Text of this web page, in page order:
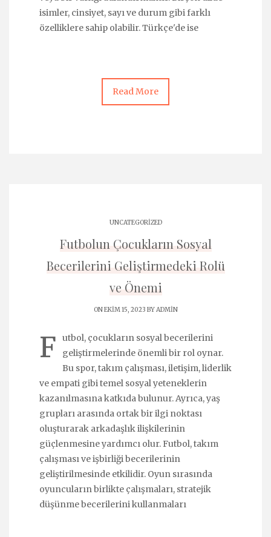
isimler, cinsiyet, sayı ve durum gibi farklı
özelliklere sahip olabilir. Türkçe'de ise
Read More
UNCATEGORIZED
Futbolun Çocukların Sosyal
Becerilerini Geliştirmedeki Rolü
ve Önemi
ON EKIM 15, 2023 BYADMIN
F
utbol, çocukların sosyal becerilerini
geliştirmelerinde önemli bir rol oynar.
Bu spor, takım çalışması, iletişim, liderlik
ve empati gibi temel sosyal yeteneklerin
kazanılmasına katkıda bulunur. Ayrıca, yaş
grupları arasında ortak bir ilgi noktası
oluşturarak arkadaşlık ilişkilerinin
güçlenmesine yardımcı olur. Futbol, takım
çalışması ve işbirliği becerilerinin
geliştirilmesinde etkilidir. Oyun sırasında
oyuncuların birlikte çalışmaları, stratejik
düşünme becerilerini kullanmaları